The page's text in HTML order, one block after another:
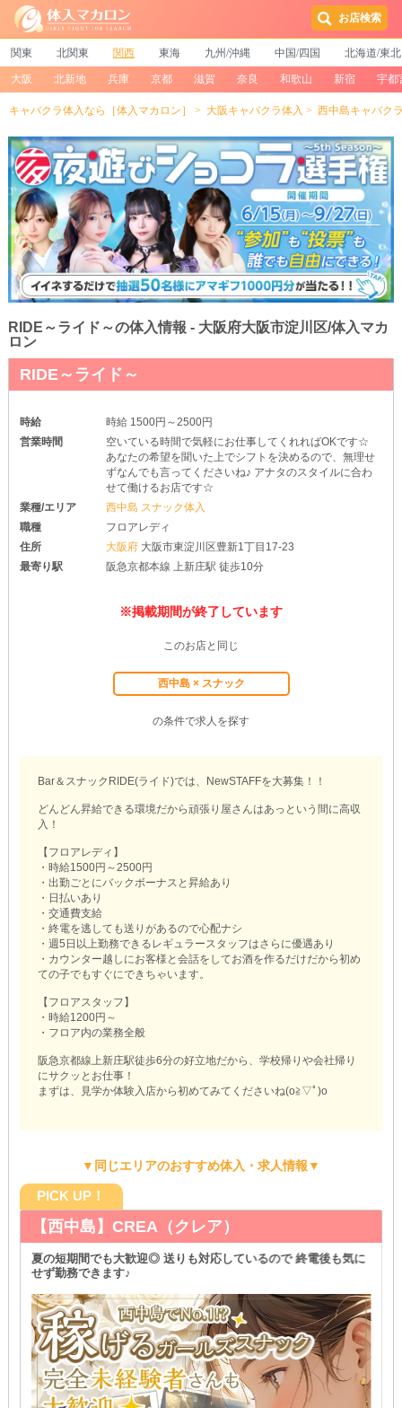
お店検索
関東 北関東 関西 東海 九州/沖縄 中国/四国 北海道/東北
大阪 北新地 兵庫 京都 滋賀 奈良 和歌山 新宿 宇都
キャバクラ体入なら［体入マカロン］ 大阪キャバクラ体入 西中島キャバク
RIDE～ライド～の体入情報 - 大阪府大阪市淀川区/体入マカ
ロン
RIDE～ライド～
時給
時給 1500円～2500円
営業時間
空いている時間で気軽にお仕事してくれればOKです☆
あなたの希望を聞いた上でシフトを決めるので、無理せ
ずなんでも言ってくださいね♪ アナタのスタイルに合わ
せて働けるお店です☆
業種/エリア
西中島 スナック体入
職種
フロアレディ
住所
大阪府 大阪市東淀川区豊新1丁目17-23
最寄り駅
阪急京都本線 上新庄駅 徒歩10分
※掲載期間が終了しています
このお店と同じ
西中島 × スナック
の条件で求人を探す
Bar＆スナックRIDE(ライド)では、NewSTAFFを大募集！！
どんどん昇給できる環境だから頑張り屋さんはあっという間に高収
入！
【フロアレディ】
・時給1500円～2500円
・出勤ごとにバックボーナスと昇給あり
・日払いあり
・交通費支給
・終電を逃しても送りがあるので心配ナシ
・週5日以上勤務できるレギュラースタッフはさらに優遇あり
・カウンター越しにお客様と会話をしてお酒を作るだけだから初め
ての子でもすぐにできちゃいます。
【フロアスタッフ】
・時給1200円～
・フロア内の業務全般
阪急京都線上新庄駅徒歩6分の好立地だから、学校帰りや会社帰り
にサクッとお仕事！
まずは、見学か体験入店から初めてみてくださいね(o≧▽ﾟ)o
▼同じエリアのおすすめ体入・求人情報▼
PICK UP！
【西中島】CREA（クレア）
夏の短期間でも大歓迎◎ 送りも対応しているので 終電後も気に
せず勤務できます♪